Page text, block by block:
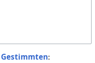
Gestimmten: